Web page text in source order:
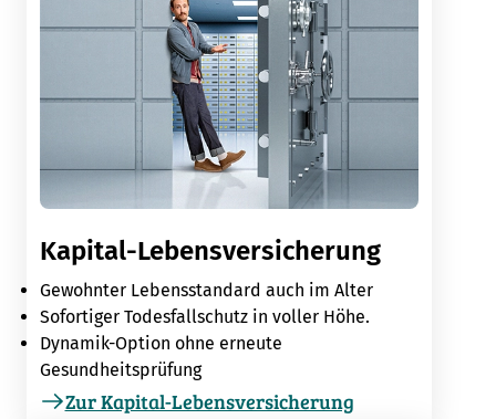
Kapital-Lebensversicherung
Gewohnter Lebensstandard auch im Alter
Sofortiger Todesfallschutz in voller Höhe.
Dynamik-Option ohne erneute
Gesundheitsprüfung
Zur Kapital-Lebensversicherung